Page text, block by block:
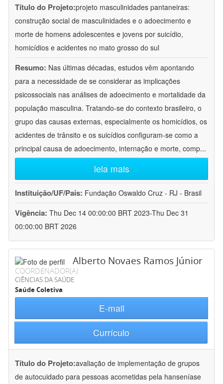
Título do Projeto:projeto masculinidades pantaneiras:
construção social de masculinidades e o adoecimento e
morte de homens adolescentes e jovens por suicídio,
homicídios e acidentes no mato grosso do sul
Resumo: Nas últimas décadas, estudos vêm apontando
para a necessidade de se considerar as implicações
psicossociais nas análises de adoecimento e mortalidade da
população masculina. Tratando-se do contexto brasileiro, o
grupo das causas externas, especialmente os homicídios, os
acidentes de trânsito e os suicídios configuram-se como a
principal causa de adoecimento, internação e morte, comp...
leia mais
Instituição/UF/País: Fundação Oswaldo Cruz - RJ - Brasil
Vigência: Thu Dec 14 00:00:00 BRT 2023-Thu Dec 31
00:00:00 BRT 2026
Alberto Novaes Ramos Júnior
COORDENADOR(A)
CIÊNCIAS DA SAÚDE
Saúde Coletiva
E-mail
Currículo
Título do Projeto:avaliação de implementação de grupos
de autocuidado para pessoas acometidas pela hanseníase